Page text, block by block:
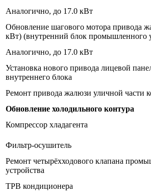
Аналогично, до 17.0 кВт
Обновление шагового мотора привода
кВт) (внутренний блок промышленного
Аналогично, до 17.0 кВт
Установка нового привода лицевой
внутреннего блока
Ремонт привода жалюзи уличной части
Обновление холодильного контура
Компрессор хладагента
Фильтр-осушитель
Ремонт четырёхходового клапана
устройства
ТРВ кондиционера